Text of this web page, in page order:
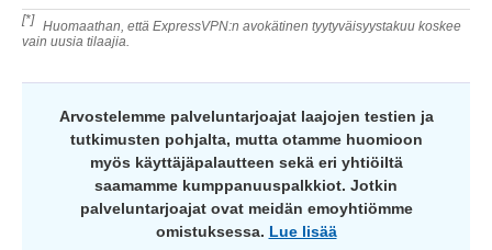
[*] Huomaathan, että ExpressVPN:n avokätinen tyytyväisyystakuu koskee
vain uusia tilaajia.
Arvostelemme palveluntarjoajat laajojen testien ja
tutkimusten pohjalta, mutta otamme huomioon
myös käyttäjäpalautteen sekä eri yhtiöiltä
saamamme kumppanuuspalkkiot. Jotkin
palveluntarjoajat ovat meidän emoyhtiömme
omistuksessa. Lue lisää